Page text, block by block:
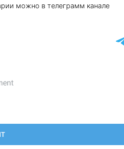
можно в телеграмм канале